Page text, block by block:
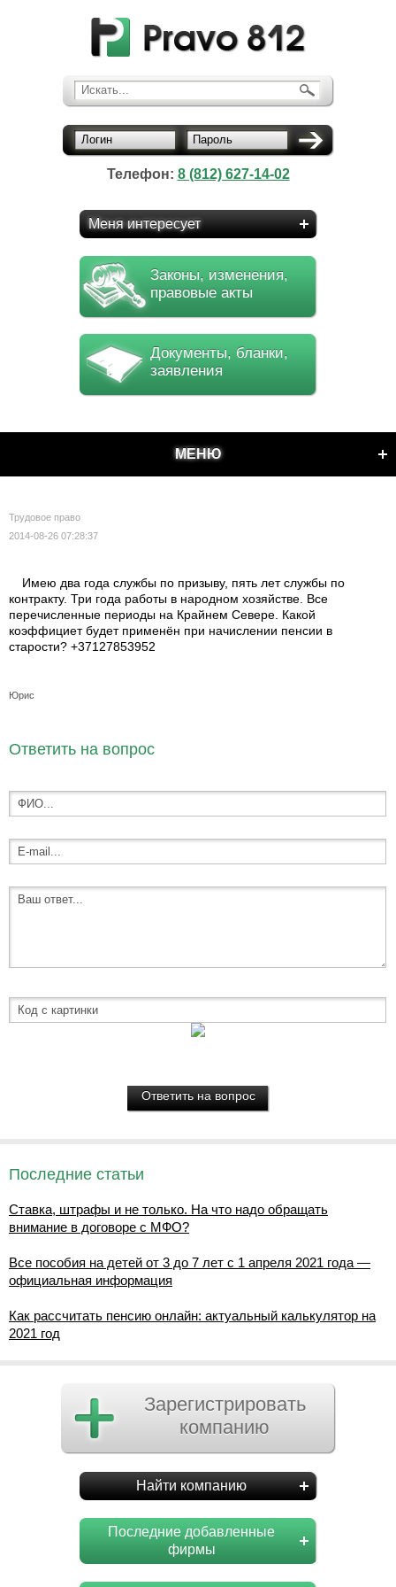
Искать...
Логин Пароль
Телефон: 8 (812) 627-14-02
Меня интересует
Законы, изменения,
правовые акты
Документы, бланки,
заявления
МЕНЮ
Трудовое право
2014-08-26 07:28:37
Имею два года службы по призыву, пять лет службы по
контракту. Три года работы в народном хозяйстве. Все
перечисленные периоды на Крайнем Севере. Какой
коэффициет будет применён при начислении пенсии в
старости? +37127853952
Юрис
Ответить на вопрос
Последние статьи
Ставка, штрафы и не только. На что надо обращать
внимание в договоре с МФО?
Все пособия на детей от 3 до 7 лет с 1 апреля 2021 года —
официальная информация
Как рассчитать пенсию онлайн: актуальный калькулятор на
2021 год
Зарегистрировать
компанию
Найти компанию
Последние добавленные
фирмы